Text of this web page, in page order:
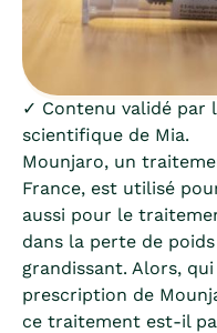
✓ Contenu validé par
scientifique de Mia.
Mounjaro, un
France, est utilisé
aussi pour le
dans la perte de
grandissant. Alors,
prescription de
ce traitement est-il